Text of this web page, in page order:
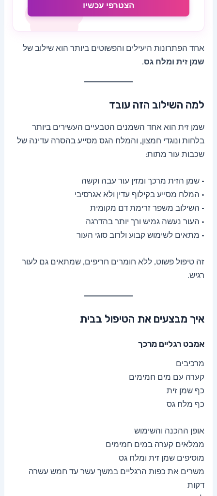
הצטרפי עכשיו
אחד הפתרונות היעילים והפשוטים ביותר הוא שילוב של
שמן זית ומלח גס.
למה השילוב הזה עובד
שמן זית הוא אחד השמנים הטבעיים העשירים ביותר
בלחות ונוגדי חמצון, והמלח הגס מסייע בהסרה עדינה של
שכבות עור מתות:
• שמן הזית מרכך ומזין עור עבה וקשה
• המלח מסייע בקילוף עדין ולא אגרסיבי
• השילוב משפר זרימת דם מקומית
• העור נעשה גמיש ורך יותר בהדרגה
• מתאים לשימוש קבוע ולרוב סוגי העור
זה טיפול פשוט, ללא חומרים חריפים, שמתאים גם לעור
רגיש.
איך מבצעים את הטיפול בבית
אמבט רגליים מרכך
מרכיבים
קערה עם מים חמימים
כף שמן זית
כף מלח גס
אופן ההכנה והשימוש
ממלאים קערה במים חמימים
מוסיפים שמן זית ומלח גס
משרים את כפות הרגליים במשך עשר עד חמש עשרה
דקות